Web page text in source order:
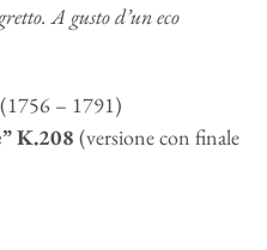
A gusto d’un eco
(1756 – 1791)
K.208 (versione con finale